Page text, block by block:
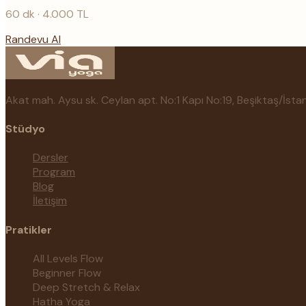
60 dk · 4.000 TL
Randevu Al
Akat mah. Aysu sk. Ceylan apt. No:1 Kapı No:19, Beşiktaş/
Stüdyo
Dersler
Program
Blog
İletişim
Pratikler
All Levels Flow
Beginner Flow
Deep Stretch & Relax
Hatha Yoga